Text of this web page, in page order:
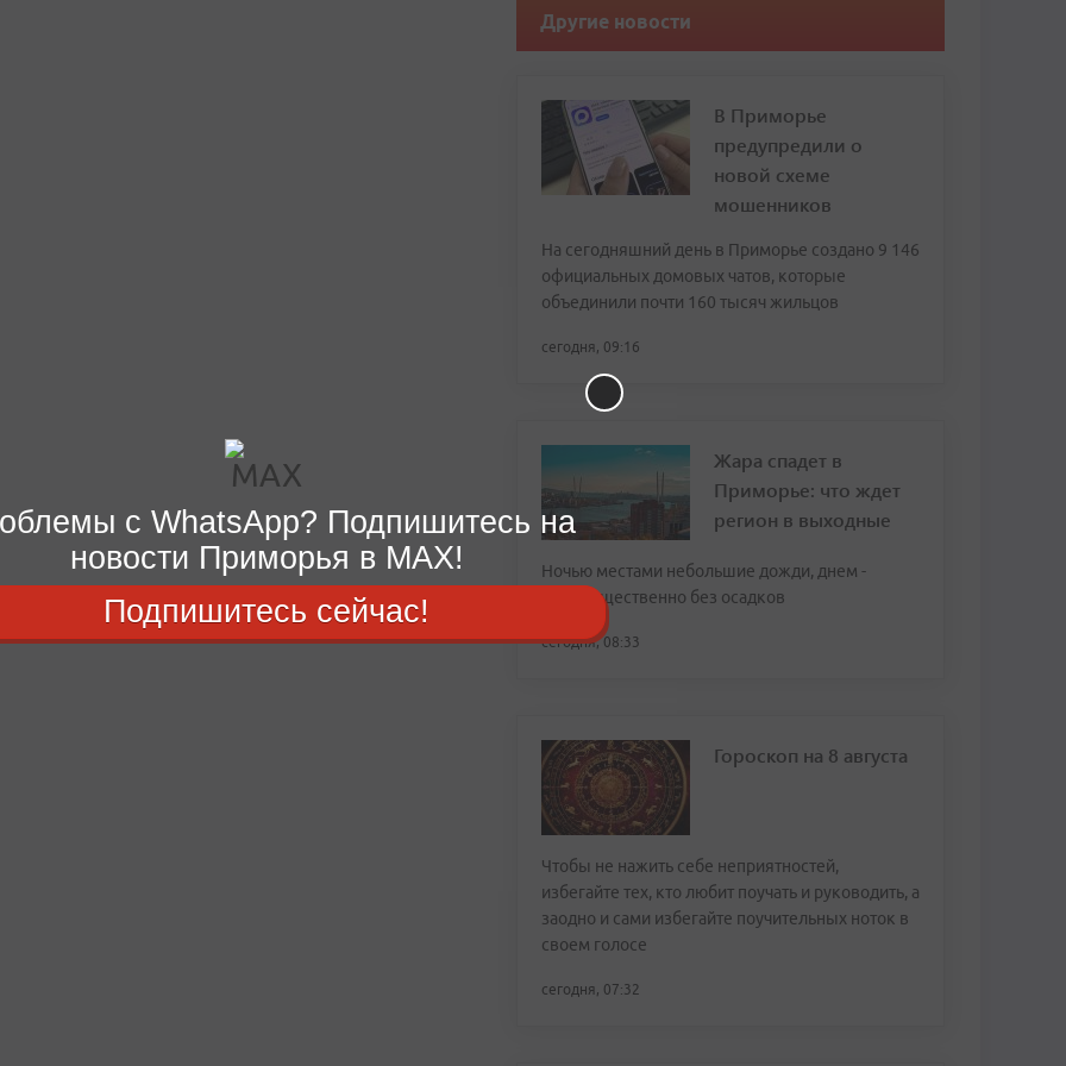
Другие новости
В Приморье
предупредили о
новой схеме
мошенников
На сегодняшний день в Приморье создано 9 146
официальных домовых чатов, которые
объединили почти 160 тысяч жильцов
сегодня, 09:16
Жара спадет в
Приморье: что ждет
регион в выходные
Ночью местами небольшие дожди, днем -
преимущественно без осадков
сегодня, 08:33
Гороскоп на 8 августа
Чтобы не нажить себе неприятностей,
избегайте тех, кто любит поучать и руководить, а
заодно и сами избегайте поучительных ноток в
своем голосе
сегодня, 07:32
с WhatsApp? Подпишитесь на
новости Приморья в MAX!
Подпишитесь сейчас!